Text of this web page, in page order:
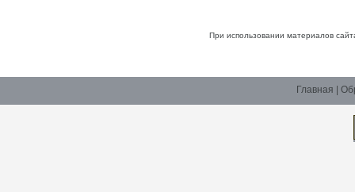
При использовании материалов
Главная